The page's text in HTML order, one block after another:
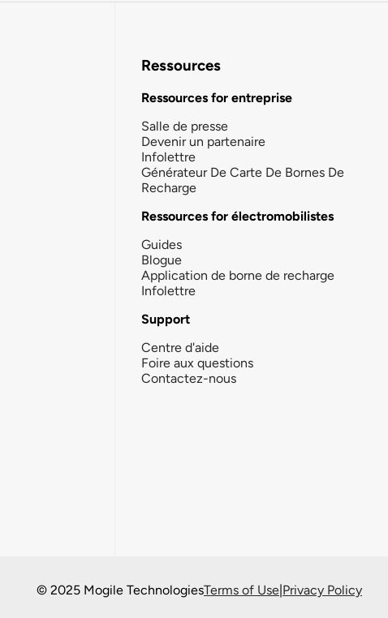
Ressources
Ressources for entreprise
Salle de presse
Devenir un partenaire
Infolettre
Générateur De Carte De Bornes De
Recharge
Ressources for électromobilistes
Guides
Blogue
Application de borne de recharge
Infolettre
Support
Centre d'aide
Foire aux questions
Contactez-nous
© 2025 Mogile TechnologiesTerms of Use|Privacy Policy